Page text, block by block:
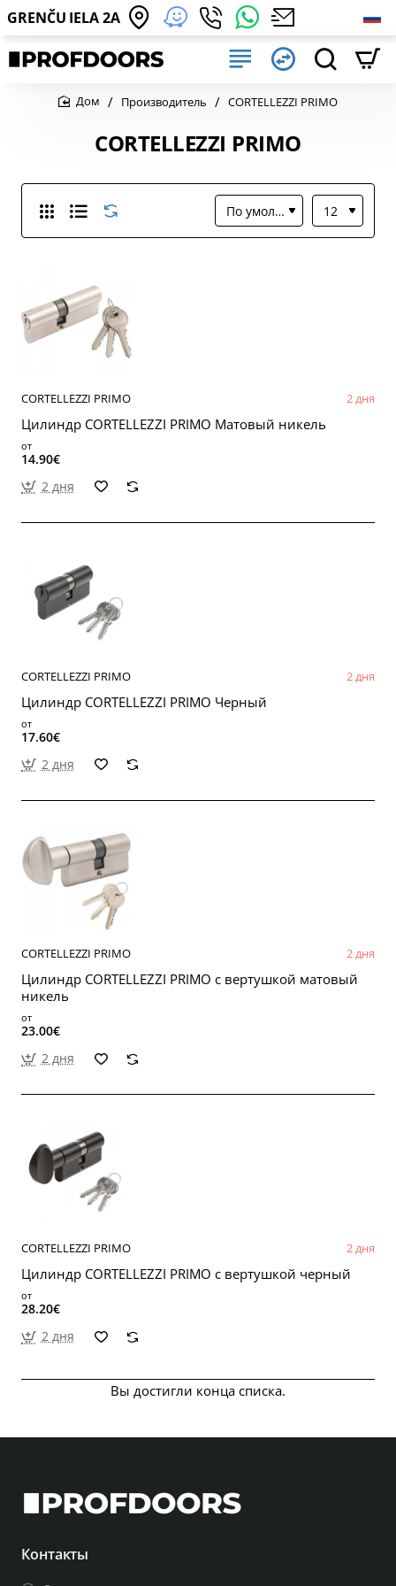
GRENČU IELA 2A
CORTELLEZZI PRIMO
Производитель CORTELLEZZI PRIMO
CORTELLEZZI PRIMO 2 дня
Цилиндр CORTELLEZZI PRIMO Матовый никель
от
14.90€
2 дня
CORTELLEZZI PRIMO 2 дня
Цилиндр CORTELLEZZI PRIMO Черный
от
17.60€
2 дня
CORTELLEZZI PRIMO 2 дня
Цилиндр CORTELLEZZI PRIMO с вертушкой матовый
никель
от
23.00€
2 дня
CORTELLEZZI PRIMO 2 дня
Цилиндр CORTELLEZZI PRIMO с вертушкой черный
от
28.20€
2 дня
Вы достигли конца списка.
Контакты